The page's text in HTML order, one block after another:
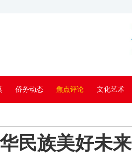
侨务动态 焦点评论 文化艺术
民族美好未来